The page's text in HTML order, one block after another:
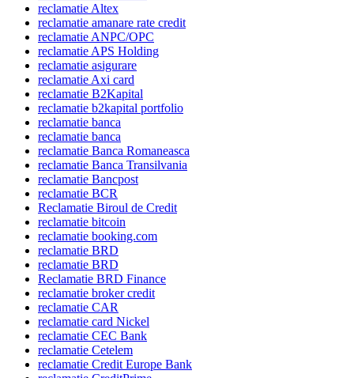
reclamatie Altex
reclamatie amanare rate credit
reclamatie ANPC/OPC
reclamatie APS Holding
reclamatie asigurare
reclamatie Axi card
reclamatie B2Kapital
reclamatie b2kapital portfolio
reclamatie banca
reclamatie banca
reclamatie Banca Romaneasca
reclamatie Banca Transilvania
reclamatie Bancpost
reclamatie BCR
Reclamatie Biroul de Credit
reclamatie bitcoin
reclamatie booking.com
reclamatie BRD
reclamatie BRD
Reclamatie BRD Finance
reclamatie broker credit
reclamatie CAR
reclamatie card Nickel
reclamatie CEC Bank
reclamatie Cetelem
reclamatie Credit Europe Bank